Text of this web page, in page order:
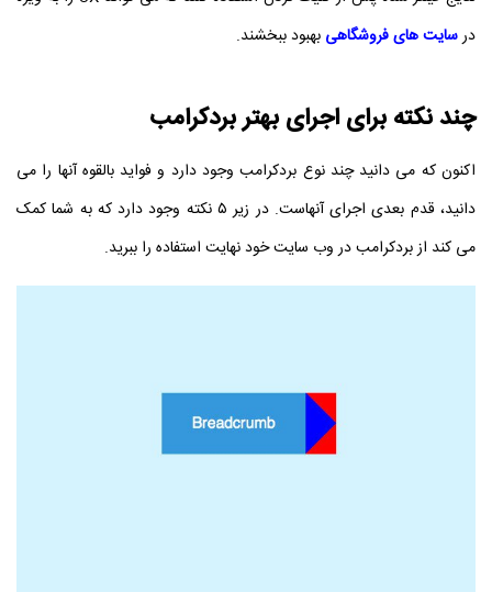
درسایت های فروشگاهی بهبود ببخشند.
چند نکته برای اجرای بهتر بردکرامب
اکنون که می دانید چند نوع بردکرامب وجود دارد و فواید بالقوه آنها را می
دانید، قدم بعدی اجرای آنهاست. در زیر ۵ نکته وجود دارد که به شما کمک
می کند از بردکرامب در وب سایت خود نهایت استفاده را ببرید.